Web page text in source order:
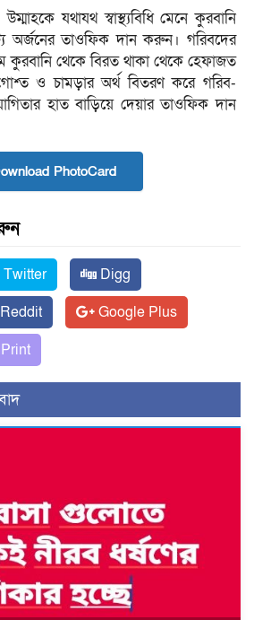
যথাযথ স্বাস্থ্যবিধি মেনে কুরবানি
অর্জনের তাওফিক দান করুন। গরিবদের
কুরবানি থেকে বিরত থাকা থেকে হেফাজত
ও চামড়ার অর্থ বিতরণ করে গরিব-
হাত বাড়িয়ে দেয়ার তাওফিক দান
PhotoCard
Twitter
Digg
Reddit
Google Plus
Print